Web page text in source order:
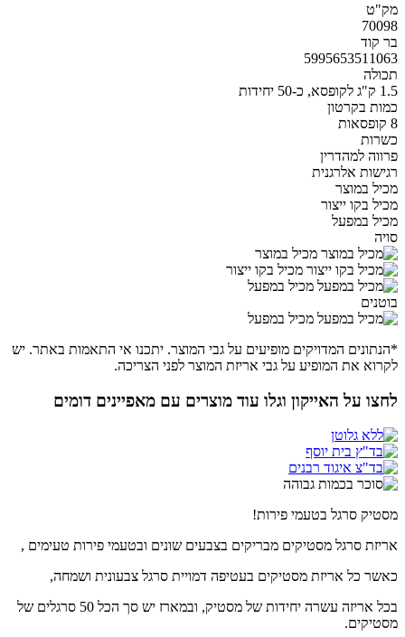
מק"ט
70098
בר קוד
5995653511063
תכולה
1.5 ק"ג לקופסא, כ-50 יחידות
כמות בקרטון
8 קופסאות
כשרות
פרווה למהדרין
רגישות אלרגנית
מכיל במוצר
מכיל בקו ייצור
מכיל במפעל
סויה
מכיל במוצר
מכיל בקו ייצור
מכיל במפעל
בוטנים
מכיל במפעל
*הנתונים המדויקים מופיעים על גבי המוצר. יתכנו אי התאמות באתר. יש
לקרוא את המופיע על גבי אריזת המוצר לפני הצריכה.
לחצו על האייקון וגלו עוד מוצרים עם מאפיינים דומים
מסטיק סרגל בטעמי פירות!
אריזת סרגל מסטיקים מבריקים בצבעים שונים ובטעמי פירות טעימים ,
כאשר כל אריזת מסטיקים בעטיפה דמויית סרגל צבעונית ושמחה,
בכל אריזה עשרה יחידות של מסטיק, ובמארז יש סך הכל 50 סרגלים של
מסטיקים.